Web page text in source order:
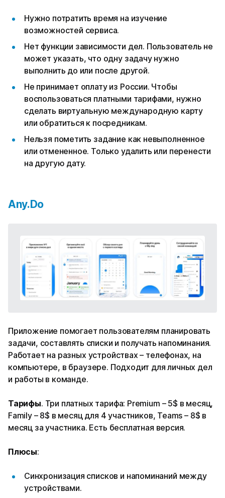
Нужно потратить время на изучение
возможностей сервиса.
Нет функции зависимости дел. Пользователь не
может указать, что одну задачу нужно
выполнить до или после другой.
Не принимает оплату из России. Чтобы
воспользоваться платными тарифами, нужно
сделать виртуальную международную карту
или обратиться к посредникам.
Нельзя пометить задание как невыполненное
или отмененное. Только удалить или перенести
на другую дату.
Any.Do
Приложение помогает пользователям планировать
задачи, составлять списки и получать напоминания.
Работает на разных устройствах – телефонах, на
компьютере, в браузере. Подходит для личных дел
и работы в команде.
Тарифы. Три платных тарифа: Premium – 5$ в месяц,
Family – 8$ в месяц для 4 участников, Teams – 8$ в
месяц за участника. Есть бесплатная версия.
Плюсы:
Синхронизация списков и напоминаний между
устройствами.